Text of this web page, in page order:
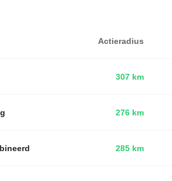
Actieradius
307 km
276 km
285 km